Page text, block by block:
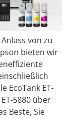
von zu
bieten wir
EcoTank ET-
5880 über
Beste, Sie